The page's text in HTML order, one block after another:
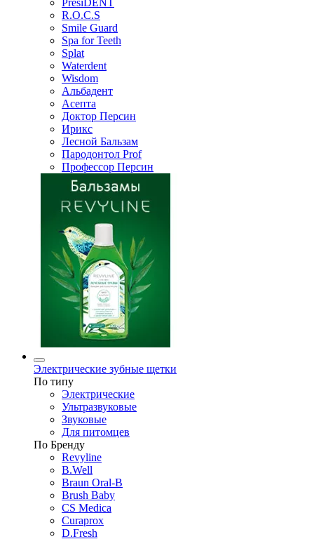
PresiDENT
R.O.C.S
Smile Guard
Spa for Teeth
Splat
Waterdent
Wisdom
Альбадент
Асепта
Доктор Персин
Ирикс
Лесной Бальзам
Пародонтол Prof
Профессор Персин
Электрические зубные щетки
По типу
Электрические
Ультразвуковые
Звуковые
Для питомцев
По Бренду
Revyline
B.Well
Braun Oral-B
Brush Baby
CS Medica
Curaprox
D.Fresh